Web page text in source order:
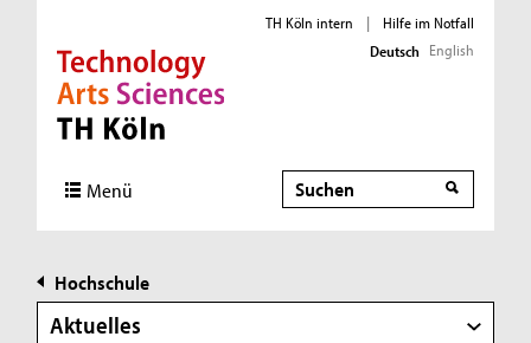
Direkt zur Hauptnavigation
Direkt zur Subnavigation
Direkt zum Inhalt
Direkt zum Fußbereich
TH Köln intern |
Hilfe im Notfall
Deutsch English
Menü Suche
Hochschule
Aktuelles